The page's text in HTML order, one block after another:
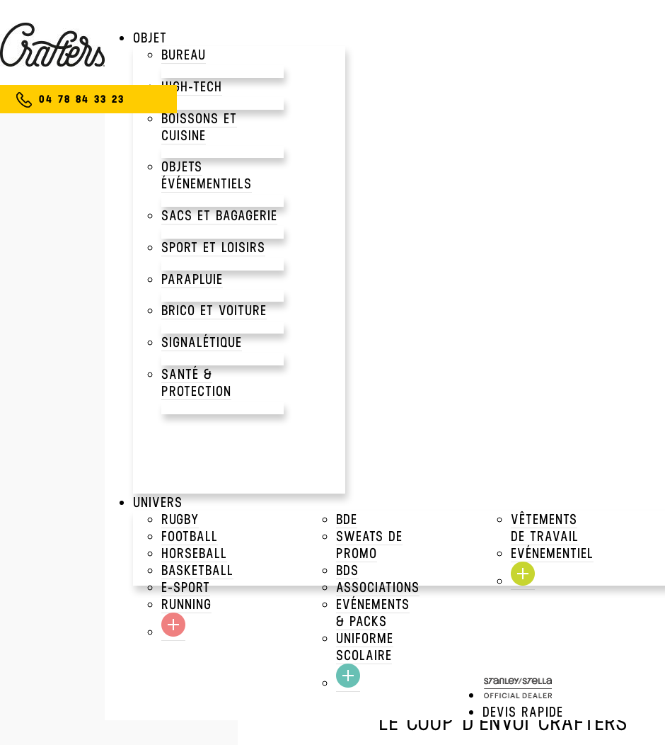
04 78 84 33 23
OBJET
BUREAU
HIGH-TECH
BOISSONS ET
CUISINE
OBJETS
ÉVÉNEMENTIELS
SACS ET BAGAGERIE
SPORT ET LOISIRS
PARAPLUIE
BRICO ET VOITURE
SIGNALÉTIQUE
SANTÉ &
PROTECTION
UNIVERS
RUGBY
FOOTBALL
HORSEBALL
BASKETBALL
E-SPORT
RUNNING
BDE
SWEATS DE
PROMO
BDS
ASSOCIATIONS
EVÉNEMENTS
& PACKS
UNIFORME
SCOLAIRE
VÊTEMENTS
DE TRAVAIL
EVÉNEMENTIEL
DEVIS RAPIDE
LE COUP D'ENVOI CRAFTERS